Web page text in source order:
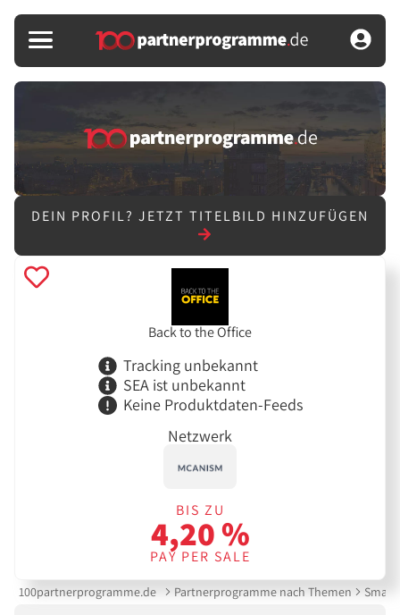
DEIN PROFIL? JETZT TITELBILD HINZUFÜGEN
Back to the Office
Tracking unbekannt
SEA ist unbekannt
Keine Produktdaten-Feeds
Netzwerk
BIS ZU
4,20 %
PAY PER SALE
100partnerprogramme.de Partnerprogramme nach Themen